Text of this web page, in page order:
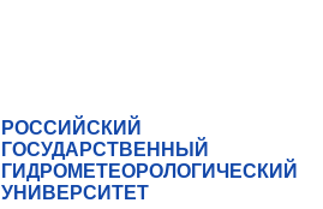
РОССИЙСКИЙ
ГОСУДАРСТВЕННЫЙ
ГИДРОМЕТЕОРОЛОГИЧЕСКИЙ
УНИВЕРСИТЕТ